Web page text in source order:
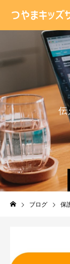
伝
ブログ 保